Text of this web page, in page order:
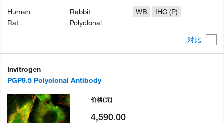
对比
Human
Rat
Rabbit
Polyclonal
WB
IHC (P)
Invitrogen
PGP9.5 Polyclonal Antibody
价格(元)
4,590.00